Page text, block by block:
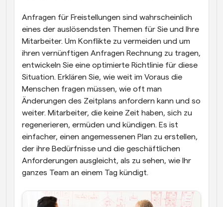
Anfragen für Freistellungen sind wahrscheinlich
eines der auslösendsten Themen für Sie und Ihre
Mitarbeiter. Um Konflikte zu vermeiden und um
ihren vernünftigen Anfragen Rechnung zu tragen,
entwickeln Sie eine optimierte Richtlinie für diese
Situation. Erklären Sie, wie weit im Voraus die
Menschen fragen müssen, wie oft man
Änderungen des Zeitplans anfordern kann und so
weiter. Mitarbeiter, die keine Zeit haben, sich zu
regenerieren, ermüden und kündigen. Es ist
einfacher, einen angemessenen Plan zu erstellen,
der ihre Bedürfnisse und die geschäftlichen
Anforderungen ausgleicht, als zu sehen, wie Ihr
ganzes Team an einem Tag kündigt.